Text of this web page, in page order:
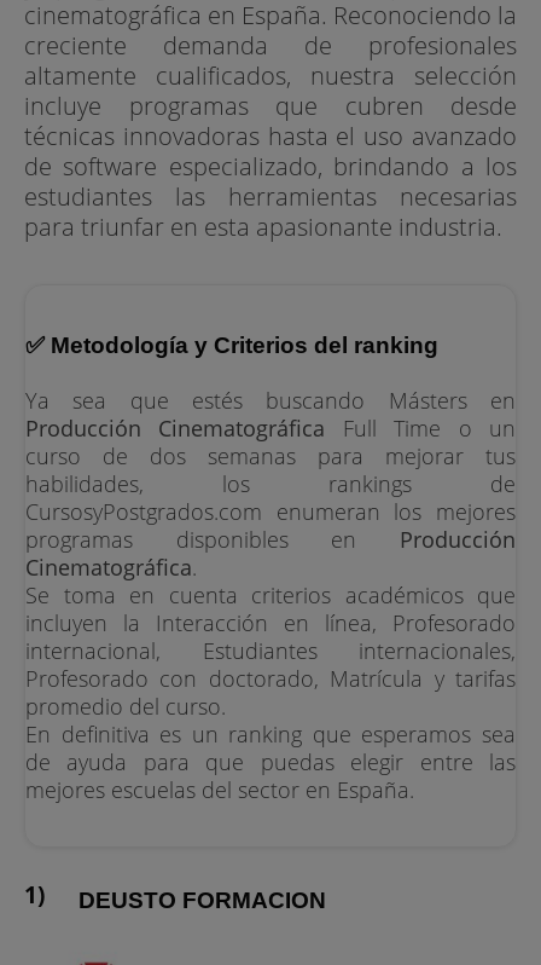
cinematográfica en España. Reconociendo la
creciente demanda de profesionales
altamente cualificados, nuestra selección
incluye programas que cubren desde
técnicas innovadoras hasta el uso avanzado
de software especializado, brindando a los
estudiantes las herramientas necesarias
para triunfar en esta apasionante industria.
✅ Metodología y Criterios del ranking
Ya sea que estés buscando Másters en
Producción Cinematográfica Full Time o un
curso de dos semanas para mejorar tus
habilidades, los rankings de
CursosyPostgrados.com enumeran los mejores
programas disponibles en Producción
Cinematográfica.
Se toma en cuenta criterios académicos que
incluyen la Interacción en línea, Profesorado
internacional, Estudiantes internacionales,
Profesorado con doctorado, Matrícula y tarifas
promedio del curso.
En definitiva es un ranking que esperamos sea
de ayuda para que puedas elegir entre las
mejores escuelas del sector en España.
DEUSTO FORMACION